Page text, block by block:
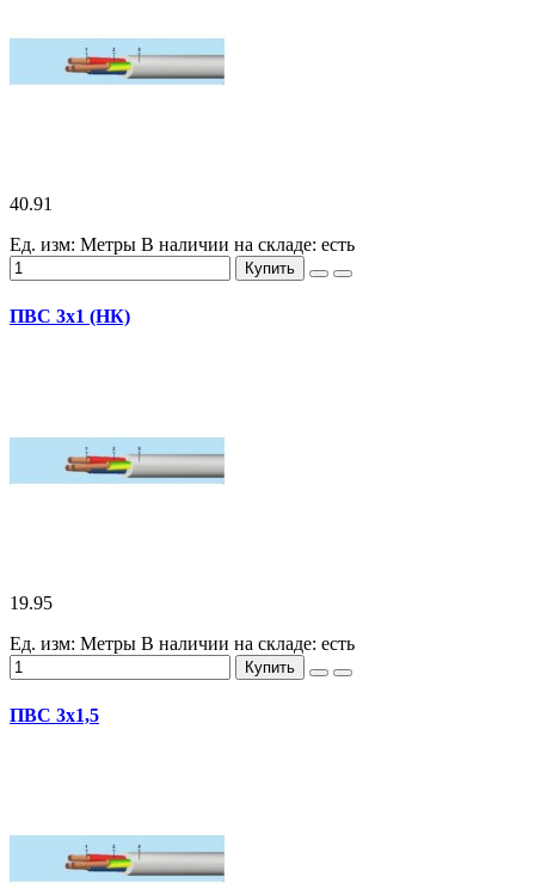
40.91
Ед. изм: Метры В наличии на складе: есть
Купить
ПВС 3х1 (НК)
19.95
Ед. изм: Метры В наличии на складе: есть
Купить
ПВС 3х1,5